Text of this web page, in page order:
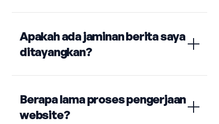
Apakah ada jaminan berita saya
ditayangkan?
Berapa lama proses pengerjaan
website?